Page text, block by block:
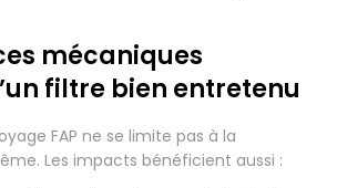
mécaniques
filtre bien entretenu
FAP ne se limite pas à la
Les impacts bénéficient aussi :